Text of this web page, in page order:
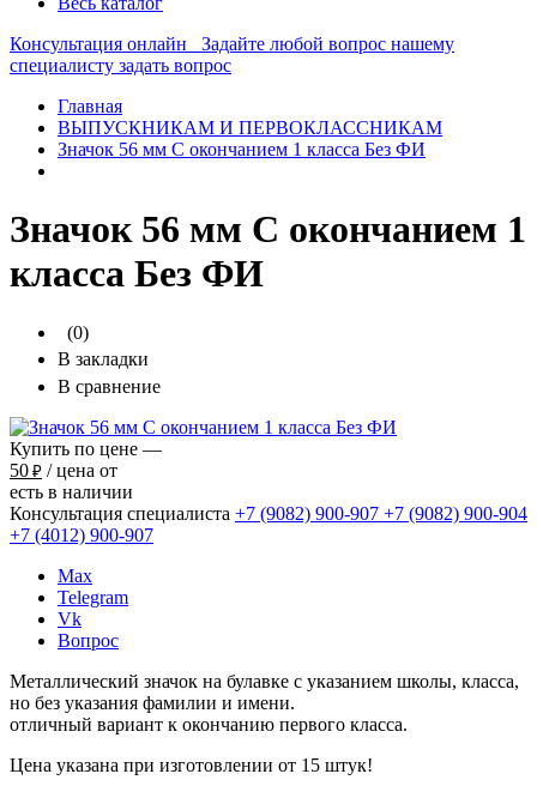
Консультация онлайн
Задайте любой вопрос нашему
специалисту задать вопрос
Главная
ВЫПУСКНИКАМ И ПЕРВОКЛАССНИКАМ
Значок 56 мм С окончанием 1 класса Без ФИ
Значок 56 мм С окончанием 1
класса Без ФИ
(0)
В закладки
В сравнение
Купить по цене —
50 ₽ / цена от
есть в наличии
Консультация специалиста +7 (9082) 900-907 +7 (9082) 900-904
+7 (4012) 900-907
Max
Telegram
Vk
Вопрос
Металлический значок на булавке с указанием школы, класса,
но без указания фамилии и имени.
отличный вариант к окончанию первого класса.
Цена указана при изготовлении от 15 штук!